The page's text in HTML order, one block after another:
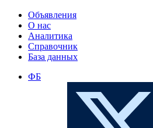
Объявления
О нас
Аналитика
Справочник
База данных
ФБ